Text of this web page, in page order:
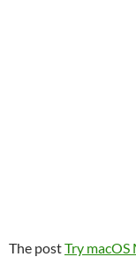
The postTry